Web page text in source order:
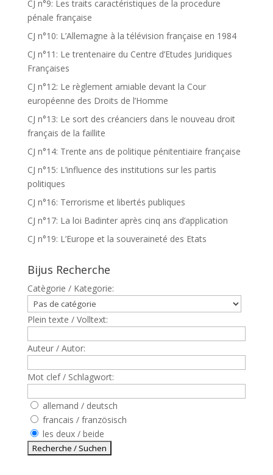
CJ n°9: Les traits caractéristiques de la procedure
pénale française
CJ n°10: L’Allemagne à la télévision française en 1984
CJ n°11: Le trentenaire du Centre d’Etudes Juridiques
Françaises
CJ n°12: Le règlement amiable devant la Cour
européenne des Droits de l’Homme
CJ n°13: Le sort des créanciers dans le nouveau droit
français de la faillite
CJ n°14: Trente ans de politique pénitentiaire française
CJ n°15: L’influence des institutions sur les partis
politiques
CJ n°16: Terrorisme et libertés publiques
CJ n°17: La loi Badinter après cinq ans d’application
CJ n°19: L’Europe et la souveraineté des Etats
Bijus Recherche
Catègorie / Kategorie:
Plein texte / Volltext:
Auteur / Autor:
Mot clef / Schlagwort:
allemand / deutsch
francais / französisch
les deux / beide